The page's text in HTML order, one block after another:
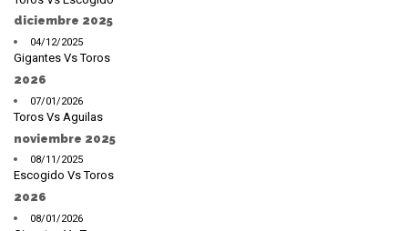
diciembre 2025
04/12/2025
Gigantes Vs Toros
2026
07/01/2026
Toros Vs Aguilas
noviembre 2025
08/11/2025
Escogido Vs Toros
2026
08/01/2026